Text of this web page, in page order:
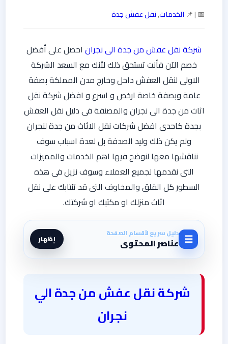
📅 | 📌 الخدمات,نقل عفش جدة
شركة نقل عفش من جدة الى نجران احصل على أفضل
خصم الآن فأنت تستحق ذلك لأنك مع السعد الشركة
الاولى لنقل العفش داخل وخارج مدن المملكة بصفة
عامة وبصفة خاصة ارخص و اسرع و افضل شركة نقل
اثاث من جدة الى نجران والمصنفة فى دليل نقل العفش
بجدة كاحدى افضل شركات نقل الاثاث من جدة لنجران
ولم يكن ذلك وليد الصدفة بل لعدة اسباب سوف
نناقشها معها لنوضح فيها اهم الخدمات والمميزات
التى نقدمها لجميع العملاء وسوف نزيل فى هذه
السطور كل القلق والمخاوف التى قد تنتابك على نقل
اثاث منزلك او مكتبك او شركتك.
☰ دليل سريع لأقسام الصفحة
عناصر المحتوى إظهار
شركة نقل عفش من جدة الي
نجران